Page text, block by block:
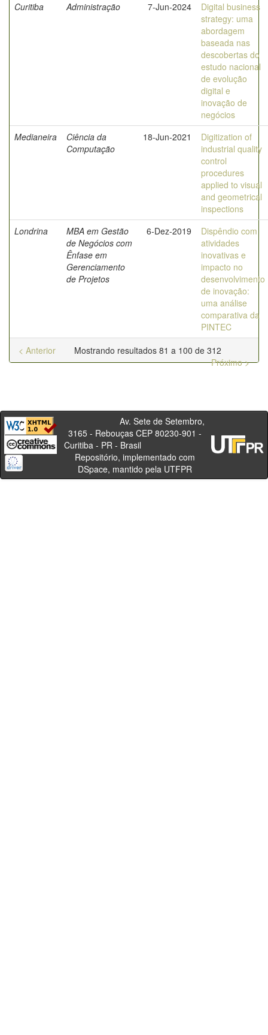
Curitiba
Administração 7-Jun-2024
Digital business
strategy: uma
abordagem
baseada nas
descobertas do
estudo nacional
de evolução
digital e
inovação de
negócios
Medianeira
Ciência da
Computação
18-Jun-2021
Digitization of
industrial quality
control
procedures
applied to visual
and geometrical
inspections
Londrina
MBA em Gestão
de Negócios com
Ênfase em
Gerenciamento
de Projetos
6-Dez-2019
Dispêndio com
atividades
inovativas e
impacto no
desenvolvimento
de inovação:
uma análise
comparativa da
PINTEC
Mostrando resultados 81 a 100 de 312
< Anterior
Próximo >
Av. Sete de Setembro,
3165 - Rebouças CEP 80230-901 -
Curitiba - PR - Brasil
Repositório, implementado com
DSpace, mantido pela UTFPR